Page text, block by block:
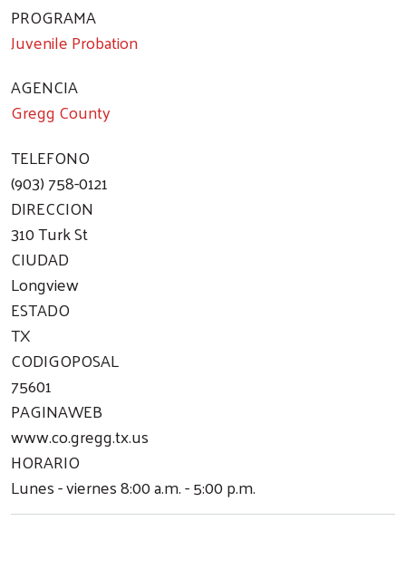
PROGRAMA
Juvenile Probation
AGENCIA
Gregg County
TELEFONO
(903) 758-0121
DIRECCION
310 Turk St
CIUDAD
Longview
ESTADO
TX
CODIGOPOSAL
75601
PAGINAWEB
www.co.gregg.tx.us
HORARIO
Lunes - viernes 8:00 a.m. - 5:00 p.m.